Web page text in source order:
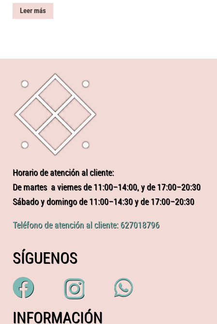
Leer más
Horario de atención al cliente:
De martes a viernes de 11:00–14:00, y de 17:00–20:30
Sábado y domingo de 11:00–14:30 y de 17:00–20:30
Teléfono de atención al cliente: 627018796
SÍGUENOS
INFORMACIÓN